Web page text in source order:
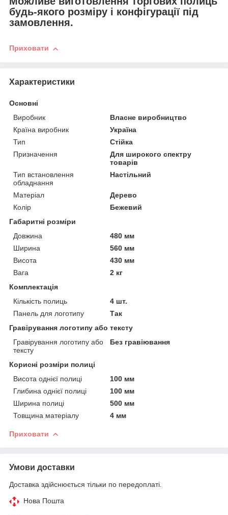
будь-якого розміру і конфігурації під
замовлення.
Приховати
Характеристики
Основні
Виробник
Власне виробництво
Країна виробник
Україна
Тип
Стійка
Призначення
Для широкого спектру
товарів
Тип встановлення
обладнання
Настільний
Матеріал
Дерево
Колір
Бежевий
Габаритні розміри
Довжина
480 мм
Ширина
560 мм
Висота
430 мм
Вага
2 кг
Комплектація
Кількість полиць
4 шт.
Панель для логотипу
Так
Гравірування логотипу або тексту
Гравірування логотипу або
тексту
Без гравіювання
Корисні розміри полиці
Висота однієї полиці
100 мм
Глибина однієї полиці
100 мм
Ширина полиці
500 мм
Товщина матеріалу
4 мм
Приховати
Умови доставки
Доставка здійснюється тільки по передоплаті.
Нова Пошта